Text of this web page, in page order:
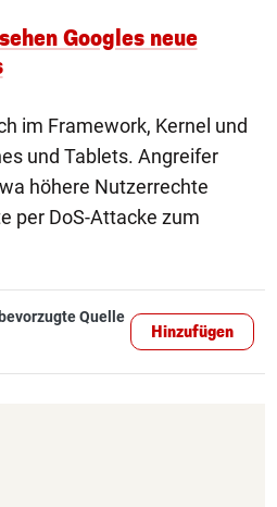
Googles neue
im Framework, Kernel und
und Tablets. Angreifer
höhere Nutzerrechte
per DoS-Attacke zum
bevorzugte Quelle
Hinzufügen